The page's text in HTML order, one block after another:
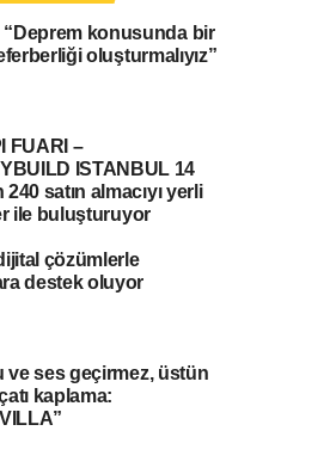
“Deprem konusunda bir
oluşturmalıyız”
FUARI –
ISTANBUL 14
satın almacıyı yerli
ile buluşturuyor
çözümlerle
destek oluyor
ve ses geçirmez, üstün
kaplama: